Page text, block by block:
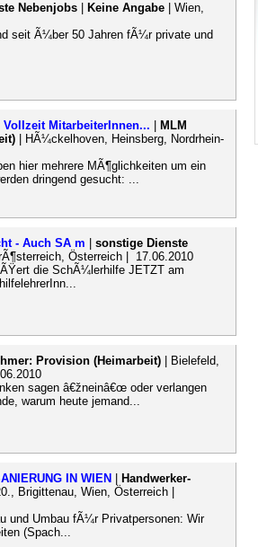
Nebenjobs Keine Angabe | Wien,
seit Ã¼ber 50 Jahren fÃ¼r private und
MitarbeiterInnen...
MLM
| HÃ¼ckelhoven, Heinsberg, Nordrhein-
hier mehrere MÃ¶glichkeiten um ein
dringend gesucht: ...
- Auch SA m
sonstige Dienste
Österreich | 17.06.2010
die SchÃ¼lerhilfe JETZT am
Provision (Heimarbeit) | Bielefeld,
sagen â€žneinâ€œ oder verlangen
warum heute jemand...
IN WIEN
Handwerker-
Brigittenau, Wien, Österreich |
und Umbau fÃ¼r Privatpersonen: Wir
(Spach...